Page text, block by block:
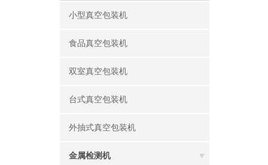
小型真空包装机
食品真空包装机
双室真空包装机
台式真空包装机
外抽式真空包装机
金属检测机